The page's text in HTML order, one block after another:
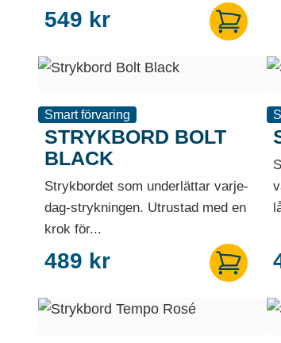
549 kr
Smart förvaring
STRYKBORD BOLT
BLACK
Strykbordet som underlättar varje-
dag-strykningen. Utrustad med en
krok för...
489 kr